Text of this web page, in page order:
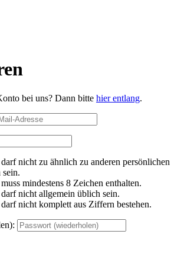
bei uns? Dann bitte hier entlang.
nicht zu ähnlich zu anderen persönlichen
mindestens 8 Zeichen enthalten.
nicht allgemein üblich sein.
nicht komplett aus Ziffern bestehen.